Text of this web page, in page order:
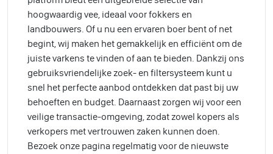
hoogwaardig vee, ideaal voor fokkers en
landbouwers. Of u nu een ervaren boer bent of net
begint, wij maken het gemakkelijk en efficiënt om de
juiste varkens te vinden of aan te bieden. Dankzij ons
gebruiksvriendelijke zoek- en filtersysteem kunt u
snel het perfecte aanbod ontdekken dat past bij uw
behoeften en budget. Daarnaast zorgen wij voor een
veilige transactie-omgeving, zodat zowel kopers als
verkopers met vertrouwen zaken kunnen doen.
Bezoek onze pagina regelmatig voor de nieuwste